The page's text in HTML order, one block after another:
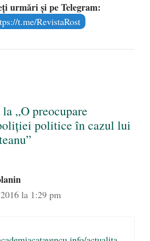
urmări și pe Telegram:
t.me/RevistaRost
„O preocupare
politice în cazul lui
la 1:29 pm